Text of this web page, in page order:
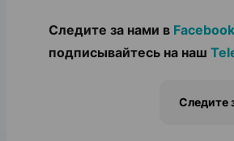
Следите за нами в
подписывайтесь на наш
Следите